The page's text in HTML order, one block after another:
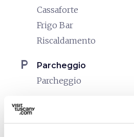
Cassaforte
Frigo Bar
Riscaldamento
local_parking Parcheggio
Parcheggio
sports_basketball
Piscina scoperta